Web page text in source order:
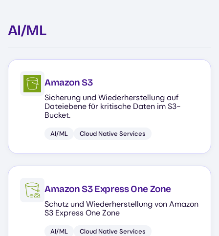
AI/ML
Amazon S3
Sicherung und Wiederherstellung auf
Dateiebene für kritische Daten im S3-
Bucket.
AI/ML Cloud Native Services
Amazon S3 Express One Zone
Schutz und Wiederherstellung von Amazon
S3 Express One Zone
AI/ML Cloud Native Services